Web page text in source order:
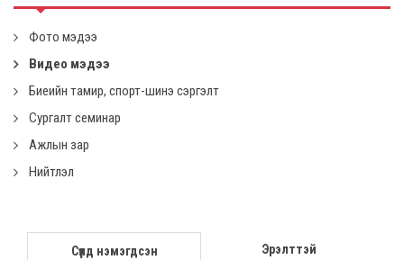
Фото мэдээ
Видео мэдээ
Биеийн тамир, спорт-шинэ сэргэлт
Сургалт семинар
Ажлын зар
Нийтлэл
Сүүлд нэмэгдсэн Эрэлттэй